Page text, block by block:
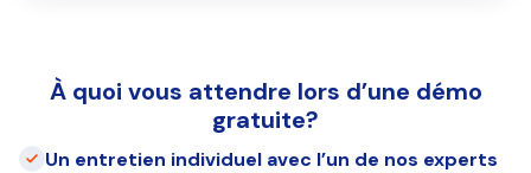
À quoi vous attendre lors d’une démo
gratuite?
Un entretien individuel avec l’un de nos experts